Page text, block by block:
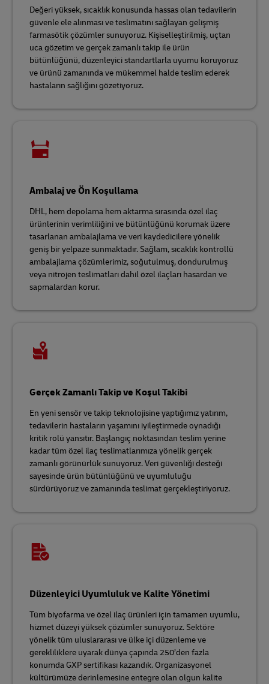
Değeri yüksek, sıcaklık konusunda hassas olan tedavilerin
güvenle ele alınması ve teslimatını sağlayan gelişmiş
farmasötik çözümler sunuyoruz. Kişiselleştirilmiş, uçtan
uca gözetim ve gerçek zamanlı takip ile ürün
bütünlüğünü, düzenleyici standartlarla uyumu koruyoruz
ve ürünü zamanında ve mükemmel halde teslim ederek
hastaların sağlığını gözetiyoruz.
Ambalaj ve Ön Koşullama
DHL, hem depolama hem aktarma sırasında özel ilaç
ürünlerinin verimliliğini ve bütünlüğünü korumak üzere
tasarlanan ambalajlama ve veri kaydedicilere yönelik
geniş bir yelpaze sunmaktadır. Sağlam, sıcaklık kontrollü
ambalajlama çözümlerimiz, soğutulmuş, dondurulmuş
veya nitrojen teslimatları dahil özel ilaçları hasardan ve
sapmalardan korur.
Gerçek Zamanlı Takip ve Koşul Takibi
En yeni sensör ve takip teknolojisine yaptığımız yatırım,
tedavilerin hastaların yaşamını iyileştirmede oynadığı
kritik rolü yansıtır. Başlangıç noktasından teslim yerine
kadar tüm özel ilaç teslimatlarımıza yönelik gerçek
zamanlı görünürlük sunuyoruz. Veri güvenliği desteği
sayesinde ürün bütünlüğünü ve uyumluluğu
sürdürüyoruz ve zamanında teslimat gerçekleştiriyoruz.
Düzenleyici Uyumluluk ve Kalite Yönetimi
Tüm biyofarma ve özel ilaç ürünleri için tamamen uyumlu,
hizmet düzeyi yüksek çözümler sunuyoruz. Sektöre
yönelik tüm uluslararası ve ülke içi düzenleme ve
gerekliliklere uyarak dünya çapında 250’den fazla
konumda GXP sertifikası kazandık. Organizasyonel
kültürümüze derinlemesine entegre olan olgun kalite